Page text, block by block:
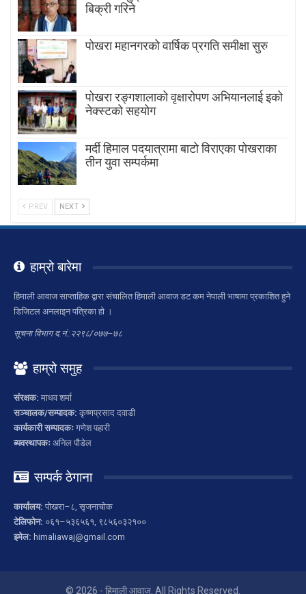
बिक्री गरिने
पोखरा महानगरको वार्षिक प्रगति समीक्षा सुरु
पोखरा रङ्गशालाको वृक्षारोपण अभियानलाई इको
नेक्स्टको सहयोग
मर्दी हिमाल पदयात्रामा बाटाे विराएका पाेखराका
तीन युवा सम्पर्कमा
PREV NEXT
हाम्रो बारेमा
हिमाली आवाज साप्ताहिक द्वारा संचालित हिमाली आवाज डट कम नेपाली भाषामा प्रकाशित हुने
डिजिटल अनलाइन पत्रिका हो ।
सूचना विभाग द.नं.:२२९८/०७७–७८
हाम्रो समुह
संरक्षक: माधव शर्मा
सञ्चालक/सम्पादक: कृष्णप्रसाद दवाडी
कार्यकारी सम्पादकः गणेश पहारी
ब्यवस्थापकः अनिल पौडेल
सम्पर्क ठेगाना
कार्यालय: पोखरा–८, सृजनाचोक
टेलिफोन: ०६१–५३६५६१, ९८५६०३२१००
इमेल: himaliawaj@gmail.com
© 2026 - हिमाली आवाज. All Rights Reserved.